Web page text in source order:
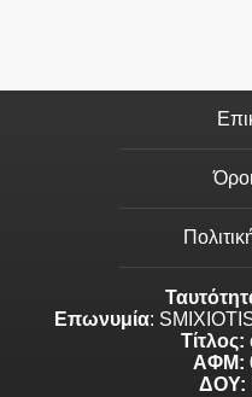
Επωνυμία:
Τίτλος:
ΑΦΜ:
ΔΟΥ: